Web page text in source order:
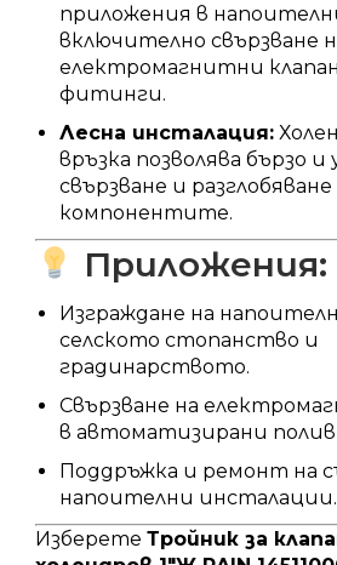
приложения в
включително свързване
електромагнитни
фитинги.
Лесна инсталация:
връзка позволява бързо и
свързване и разглобяване
компонентите.
Приложения:
Изграждане на
селското стопанство и
градинарството.
Свързване на
в автоматизирани
Поддръжка и ремонт на
напоителни инсталации.
ИзберетеТройник за